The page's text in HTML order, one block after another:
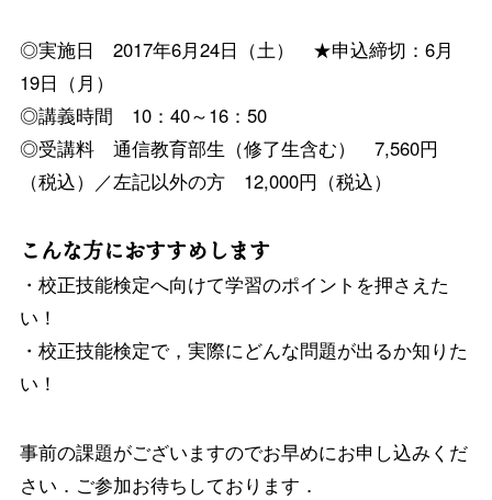
◎実施日 2017年6月24日（土） ★申込締切：6月
19日（月）
◎講義時間 10：40～16：50
◎受講料 通信教育部生（修了生含む） 7,560円
（税込）／左記以外の方 12,000円（税込）
こんな方におすすめします
・校正技能検定へ向けて学習のポイントを押さえた
い！
・校正技能検定で，実際にどんな問題が出るか知りた
い！
事前の課題がございますのでお早めにお申し込みくだ
さい．ご参加お待ちしております．